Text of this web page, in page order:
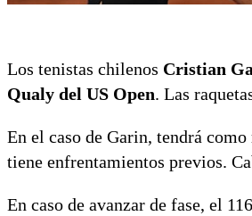
Los tenistas chilenos Cristian
Qualy del US Open. Las
En el caso de Garin, tendrá
tiene enfrentamientos previos.
En caso de avanzar de fase, el